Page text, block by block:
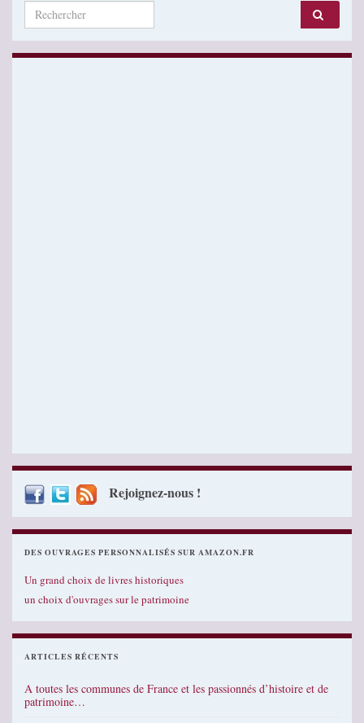
Search for:
Rejoignez-nous !
DES OUVRAGES PERSONNALISÉS SUR AMAZON.FR
Un grand choix de livres historiques
un choix d'ouvrages sur le patrimoine
ARTICLES RÉCENTS
A toutes les communes de France et les passionnés d’histoire et de
patrimoine…